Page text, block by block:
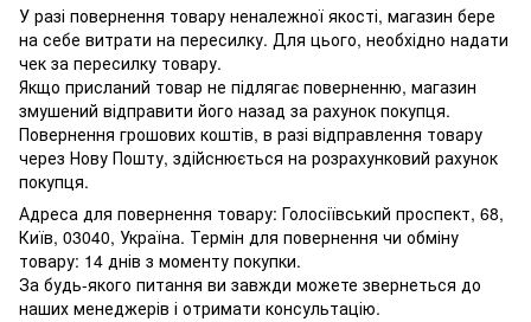
У разі повернення товару неналежної якості, магазин бере
на себе витрати на пересилку. Для цього, необхідно надати
чек за пересилку товару.
Якщо присланий товар не підлягає поверненню, магазин
змушений відправити його назад за рахунок покупця.
Повернення грошових коштів, в разі відправлення товару
через Нову Пошту, здійснюється на розрахунковий рахунок
покупця.
Адреса для повернення товару: Голосіївський проспект, 68,
Київ, 03040, Україна. Термін для повернення чи обміну
товару: 14 днів з моменту покупки.
За будь-якого питання ви завжди можете звернеться до
наших менеджерів і отримати консультацію.